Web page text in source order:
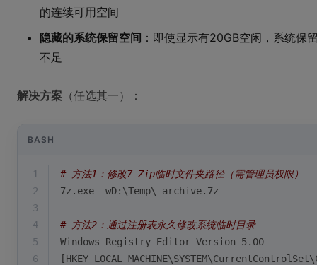
的连续可用空间
隐藏的系统保留空间 ：即使显示有20GB空闲，系统保
不足
解决方案 （任选其一）：
BASH
1
# 方法1：修改7-Zip临时文件夹路径（需管理员权限）
2
7z.exe -wD:\Temp\ archive.7z
3
4
# 方法2：通过注册表永久修改系统临时目录
5
Windows Registry Editor Version 5.00
6